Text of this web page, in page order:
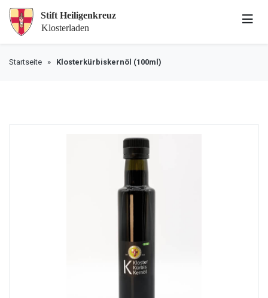
Startseite » Klosterkürbiskernöl (100ml)